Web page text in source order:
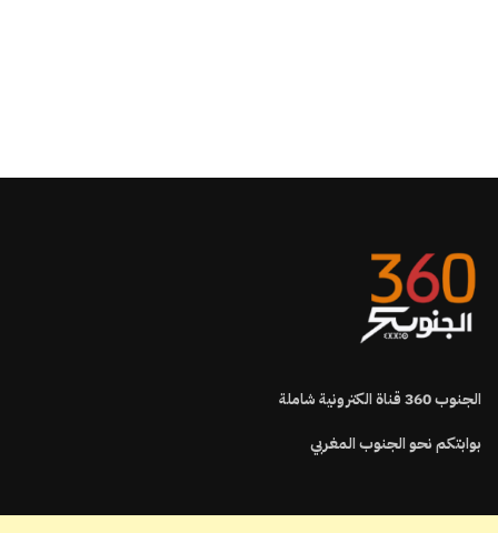
الجنوب360قناة الكترونية شاملة
بوابتكم نحو الجنوب المغربي